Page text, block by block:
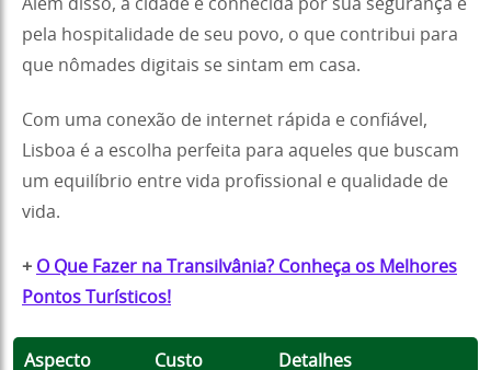
Além disso, a cidade é conhecida por sua segurança e
pela hospitalidade de seu povo, o que contribui para
que nômades digitais se sintam em casa.
Com uma conexão de internet rápida e confiável,
Lisboa é a escolha perfeita para aqueles que buscam
um equilíbrio entre vida profissional e qualidade de
vida.
+ O Que Fazer na Transilvânia? Conheça os Melhores
Pontos Turísticos!
Aspecto
Custo
Detalhes